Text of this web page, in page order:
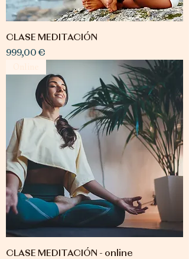
CLASE MEDITACIÓN
Precio
999,00 €
CLASE MEDITACIÓN - online